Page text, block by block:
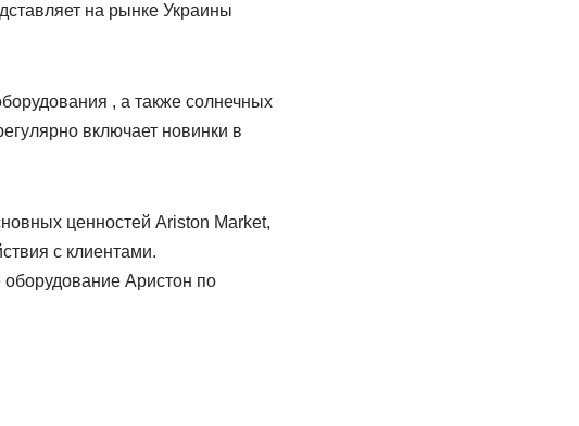
на рынке Украины
, а также солнечных
включает новинки в
ценностей Ariston Market,
с клиентами.
Аристон по